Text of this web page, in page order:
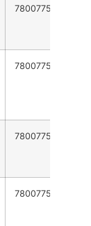
78007753553
78007753553
78007753553
78007753553